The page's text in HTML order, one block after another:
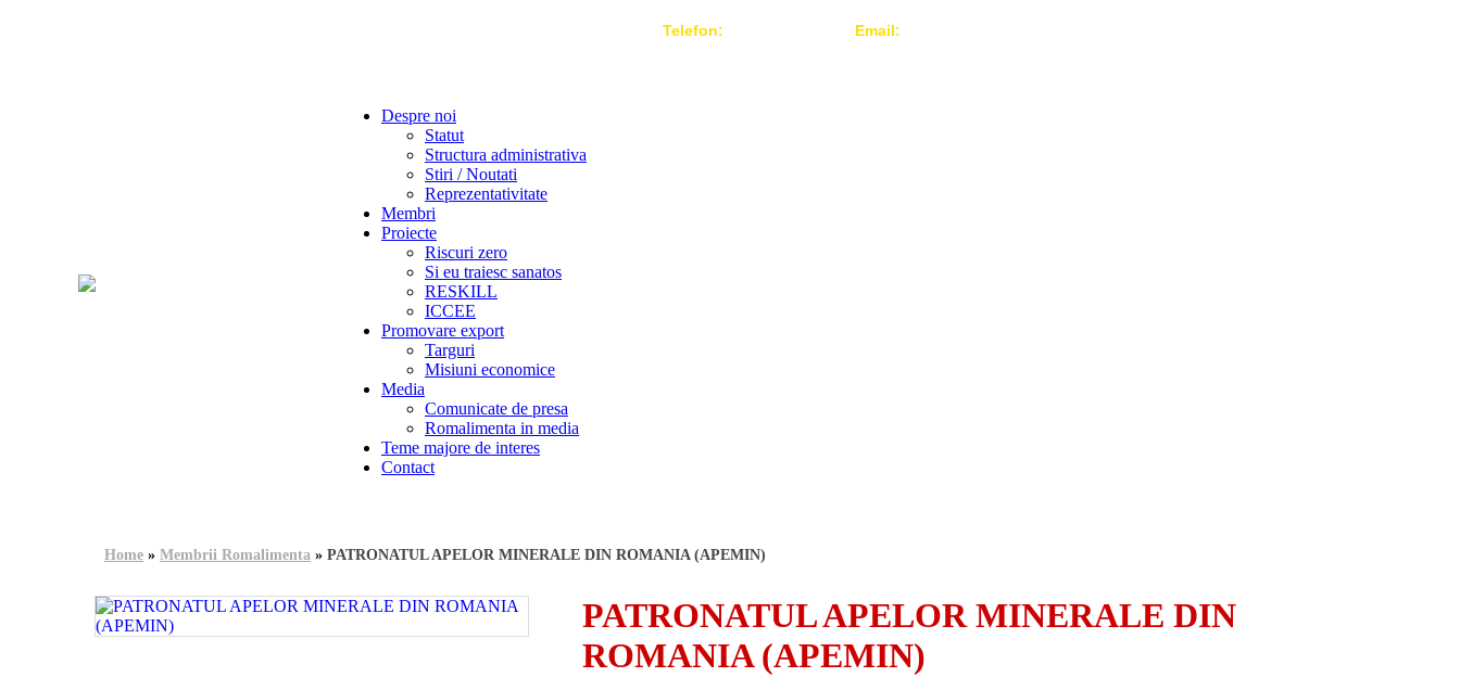
Telefon: Email:
Despre noi
Statut
Structura administrativa
Stiri / Noutati
Reprezentativitate
Membri
Proiecte
Riscuri zero
Si eu traiesc sanatos
RESKILL
ICCEE
Promovare export
Targuri
Misiuni economice
Media
Comunicate de presa
Romalimenta in media
Teme majore de interes
Contact
Home » Membrii Romalimenta » PATRONATUL APELOR MINERALE DIN ROMANIA (APEMIN)
PATRONATUL APELOR MINERALE DIN
ROMANIA (APEMIN)